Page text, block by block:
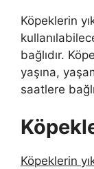
Köpeklerin
bağlıdır.
yaşına,
saatlere
Köpeklerin